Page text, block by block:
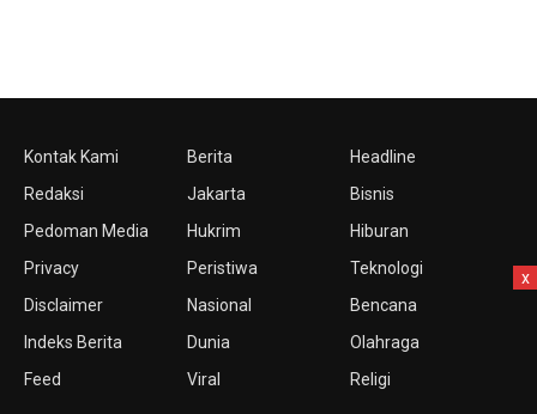
Kontak Kami
Redaksi
Pedoman Media
Privacy
Disclaimer
Indeks Berita
Feed
Berita
Jakarta
Hukrim
Peristiwa
Nasional
Dunia
Viral
Headline
Bisnis
Hiburan
Teknologi
Bencana
Olahraga
Religi
x